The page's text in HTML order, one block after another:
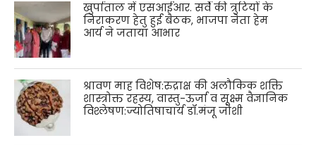
खुर्पाताल में एसआईआर. सर्वे की त्रुटियों के
निराकरण हेतु हुई बैठक, भाजपा नेता हेम
आर्य ने जताया आभार
श्रावण माह विशेष:रुद्राक्ष की अलौकिक शक्ति
शास्त्रोक्त रहस्य, वास्तु-ऊर्जा व सूक्ष्म वैज्ञानिक
विश्लेषण:ज्योतिषाचार्य डॉ.मंजू जोशी